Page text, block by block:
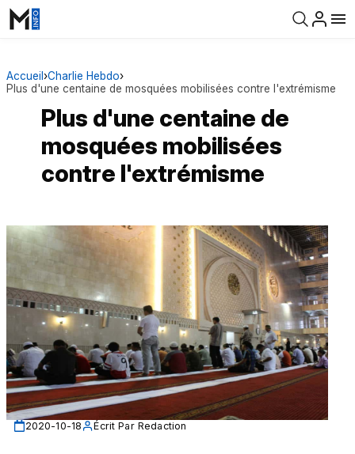
Accueil ›Charlie Hebdo›
Plus d'une centaine de mosquées mobilisées contre l'extrémisme
Plus d'une centaine de
mosquées mobilisées
contre l'extrémisme
2020-10-18 Écrit Par Redaction